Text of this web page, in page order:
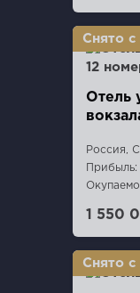
Отель
Россия,
1 550